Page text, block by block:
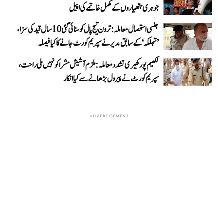
جوہری ہتھیاروں کے مکمل خاتمے کی اپیل
جنسی استحصال معاملہ: ترون تیج پال کو سنائی گئی 10 سال قید کی سزا،
’تہلکہ‘ کے سابق مدیر نے سپریم کورٹ جانے کا کیا فیصلہ
لکھیم پور کھیری تشدد معاملہ: ملزم آشیش مشرا کو نہیں ملی راحت،
سپریم کورٹ نے پیرول بڑھانے سے کیا انکار
ADVERTISEMENT